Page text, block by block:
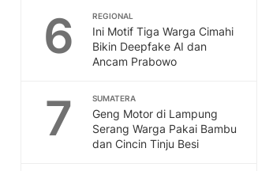
6 REGIONAL
Ini Motif Tiga Warga Cimahi
Bikin Deepfake AI dan
Ancam Prabowo
7 SUMATERA
Geng Motor di Lampung
Serang Warga Pakai Bambu
dan Cincin Tinju Besi